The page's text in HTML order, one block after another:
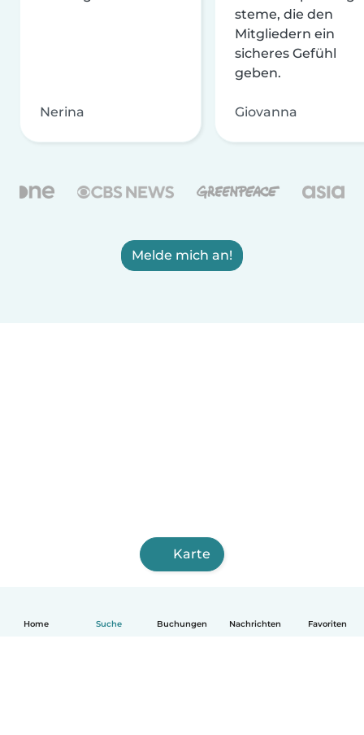
Home Suche Buchungen Nachrichten Favoriten
Nerina
steme, die den
Mitgliedern ein
sicheres Gefühl
geben.
Giovanna
Melde mich an!
Karte